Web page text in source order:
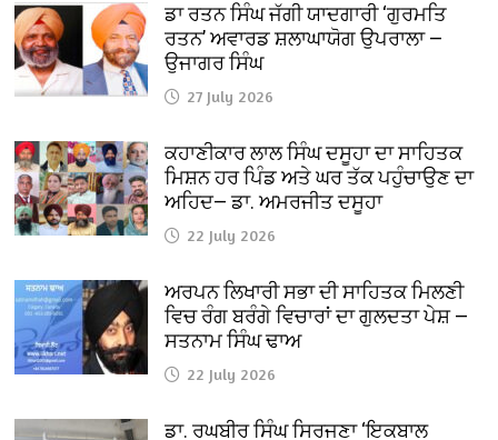
ਡਾ ਰਤਨ ਸਿੰਘ ਜੱਗੀ ਯਾਦਗਾਰੀ ‘ਗੁਰਮਤਿ
ਰਤਨ’ ਅਵਾਰਡ ਸ਼ਲਾਘਾਯੋਗ ਉਪਰਾਲਾ —
ਉਜਾਗਰ ਸਿੰਘ
27 July 2026
ਕਹਾਣੀਕਾਰ ਲਾਲ ਸਿੰਘ ਦਸੂਹਾ ਦਾ ਸਾਹਿਤਕ
ਮਿਸ਼ਨ ਹਰ ਪਿੰਡ ਅਤੇ ਘਰ ਤੱਕ ਪਹੁੰਚਾਉਣ ਦਾ
ਅਹਿਦ— ਡਾ. ਅਮਰਜੀਤ ਦਸੂਹਾ
22 July 2026
ਅਰਪਨ ਲਿਖਾਰੀ ਸਭਾ ਦੀ ਸਾਹਿਤਕ ਮਿਲਣੀ
ਵਿਚ ਰੰਗ ਬਰੰਗੇ ਵਿਚਾਰਾਂ ਦਾ ਗੁਲਦਤਾ ਪੇਸ਼ —
ਸਤਨਾਮ ਸਿੰਘ ਢਾਅ
22 July 2026
ਡਾ. ਰਘਬੀਰ ਸਿੰਘ ਸਿਰਜਣਾ ‘ਇਕਬਾਲ